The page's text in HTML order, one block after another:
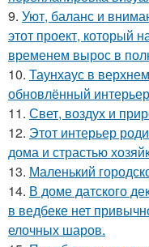
9. Уют, баланс и
этот проект, который
временем вырос в
10. Таунхаус в
обновлённый
11. Свет, воздух и
12. Этот интерьер
дома и страстью
13. Маленький
14. В доме датского
в ведбеке нет
елочных шаров.